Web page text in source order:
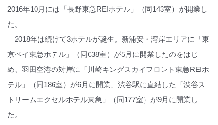
2016年10月には「長野東急REIホテル」（同143室）が開業し
た。
2018年は続けて3ホテルが誕生。新浦安・湾岸エリアに「東
京ベイ東急ホテル」（同638室）が5月に開業したのをはじ
め、羽田空港の対岸に「川崎キングスカイフロント東急REIホ
テル」（同186室）が6月に開業、渋谷駅に直結した「渋谷ス
トリームエクセルホテル東急」（同177室）が9月に開業し
た。